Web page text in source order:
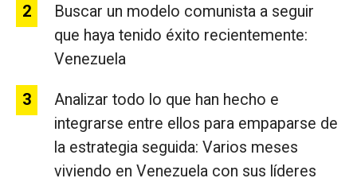
Buscar un modelo comunista a seguir
que haya tenido éxito recientemente:
Venezuela
Analizar todo lo que han hecho e
integrarse entre ellos para empaparse de
la estrategia seguida: Varios meses
viviendo en Venezuela con sus líderes